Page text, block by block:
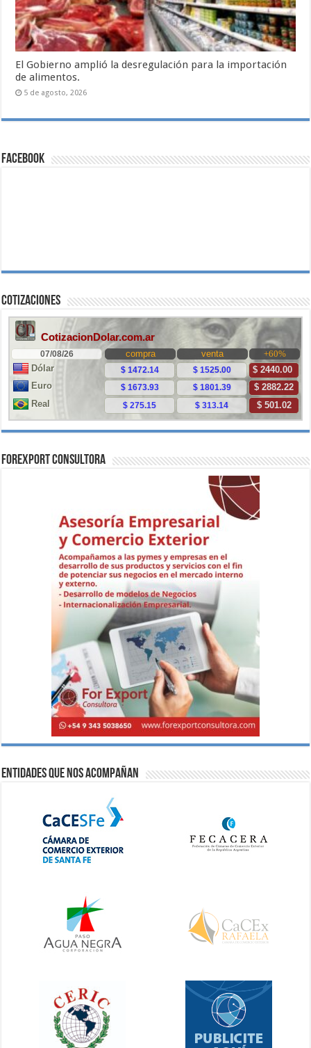
El Gobierno amplió la desregulación para la importación
de alimentos.
5 de agosto, 2026
Facebook
Cotizaciones
ForExport Consultora
Entidades que nos acompañan